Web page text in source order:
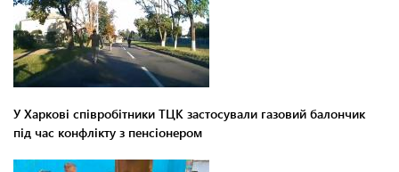
У Харкові співробітники ТЦК застосували газовий балончик
під час конфлікту з пенсіонером